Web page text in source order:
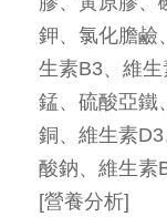
鉀、氯化膽鹼
生素B3、維
錳、硫酸亞鐵
銅、維生素
酸鈉、維生素
[營養分析]